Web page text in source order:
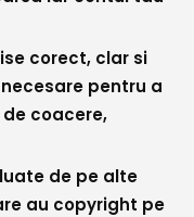
corect, clar si
pentru a
coacere,
de pe alte
au copyright pe